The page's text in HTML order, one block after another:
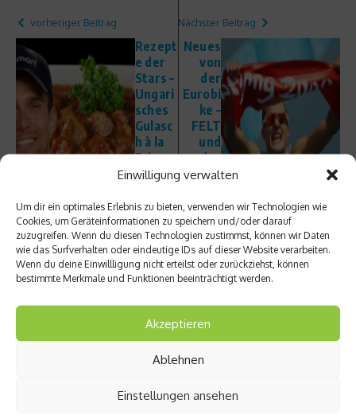
Einwilligung verwalten
Um dir ein optimales Erlebnis zu bieten, verwenden wir Technologien wie
Cookies, um Geräteinformationen zu speichern und/oder darauf
zuzugreifen. Wenn du diesen Technologien zustimmst, können wir Daten
wie das Surfverhalten oder eindeutige IDs auf dieser Website verarbeiten.
Wenn du deine Einwillligung nicht erteilst oder zurückziehst, können
bestimmte Merkmale und Funktionen beeinträchtigt werden.
Akzeptieren
Ablehnen
Einstellungen ansehen
vorheriger Beitrag
Rezept
e der
Stars –
Ungari
sches
Gulasc
h à la
Eric
Koren
Nächster Beitrag
Neues
von
der
Eurobi
ke –
FELT
und
das
Bike
Olympi
asiege
rs